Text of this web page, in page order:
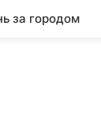
за городом